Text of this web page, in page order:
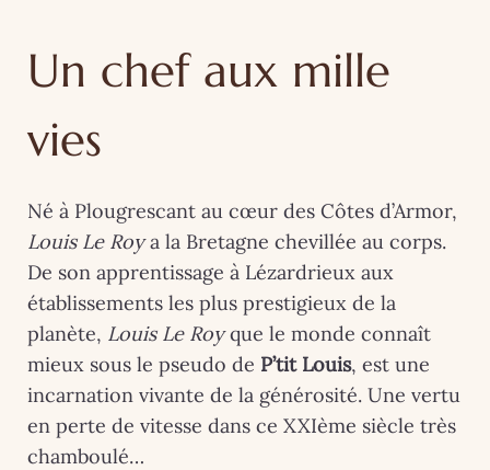
Un chef aux mille
vies
Né à Plougrescant au cœur des Côtes d’Armor,
Louis Le Roya la Bretagne chevillée au corps.
De son apprentissage à Lézardrieux aux
établissements les plus prestigieux de la
planète, Louis Le Royque le monde connaît
mieux sous le pseudo de P’tit Louis, est une
incarnation vivante de la générosité. Une vertu
en perte de vitesse dans ce XXIème siècle très
chamboulé…